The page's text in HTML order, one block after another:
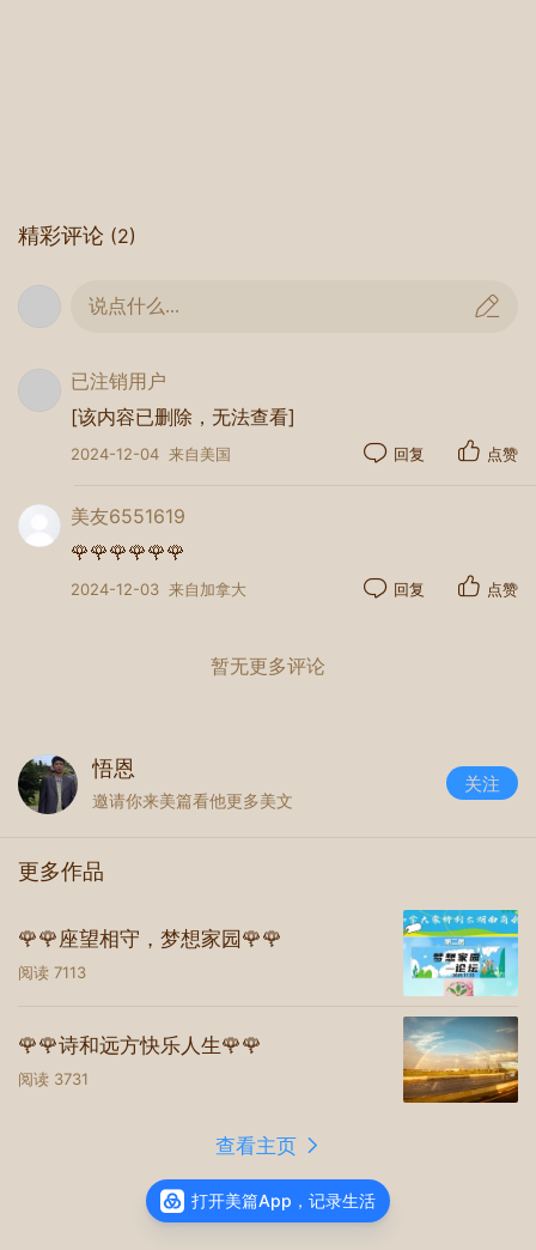
庭财务安全的基础上利用加拿大政府提供的税务优
实现安全的财富增长和财富传承的梦想，并分享了
会场，来宾提问十分踊跃，对各种各样的问题，专
家们都一一作了详细解答，会后来宾们都恋恋不
舍，久久不愿离去，希望不久的将来第二届“梦想家
精彩评论 (2)
说点什么...
已注销用户
[该内容已删除，无法查看]
2024-12-04 来自美国 回复 点赞
美友6551619
🌹🌹🌹🌹🌹🌹
2024-12-03 来自加拿大 回复 点赞
暂无更多评论
悟恩
邀请你来美篇看他更多美文
关注
更多作品
🌹🌹座望相守，梦想家园🌹🌹
阅读 7113
🌹🌹诗和远方快乐人生🌹🌹
阅读 3731
查看主页
打开美篇App，记录生活